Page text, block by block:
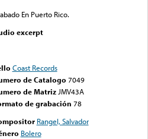
En Puerto Rico.
excerpt
Coast Records
de Catalogo 7049
de Matriz JMV43A
de grabación 78
Rangel, Salvador
Bolero